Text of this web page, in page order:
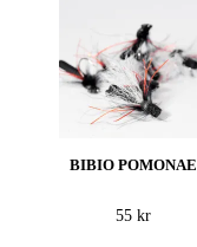
BIBIO POMONAE
55 kr